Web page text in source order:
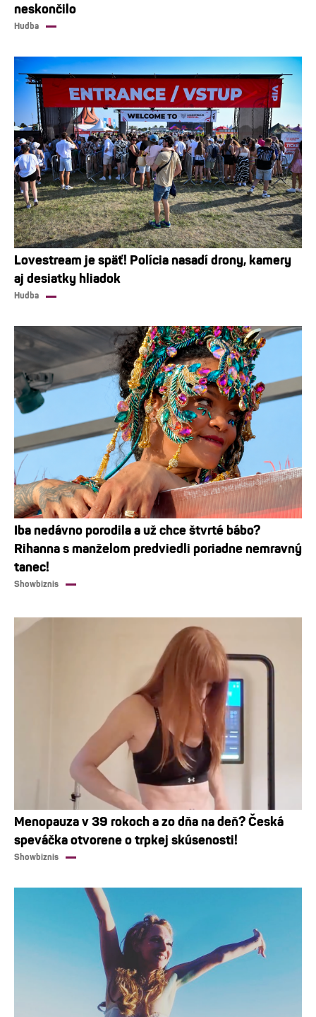
neskončilo
Hudba
Lovestream je späť! Polícia nasadí drony, kamery
aj desiatky hliadok
Hudba
Iba nedávno porodila a už chce štvrté bábo?
Rihanna s manželom predviedli poriadne nemravný
tanec!
Showbiznis
Menopauza v 39 rokoch a zo dňa na deň? Česká
speváčka otvorene o trpkej skúsenosti!
Showbiznis